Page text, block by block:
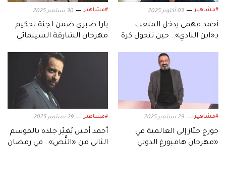
#مشاهير 03 أكتوبر 2025
أحمد فهمي يدخل الملعب
بـ«ابن النادي».. حين تتحول كرة
#مشاهير 30 سبتمبر 2025
يارا صبري ضمن لجنة تحكيم
مهرجان الشارقة السينمائي
#مشاهير 29 سبتمبر 2025
جورج خبّاز إلى العالمية في
«مهرجان هامبورغ الدولي
#مشاهير 29 سبتمبر 2025
أحمد أمين يُغيّر جلده بالموسم
الثاني من «النُّص».. في رمضان